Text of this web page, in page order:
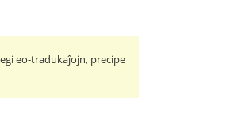
eo-tradukaĵojn, precipe